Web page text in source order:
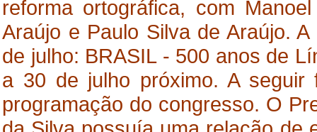
reforma ortográfica, com
Araújo e Paulo Silva de Araújo.
de julho: BRASIL - 500 anos de
a 30 de julho próximo. A
programação do congresso. O